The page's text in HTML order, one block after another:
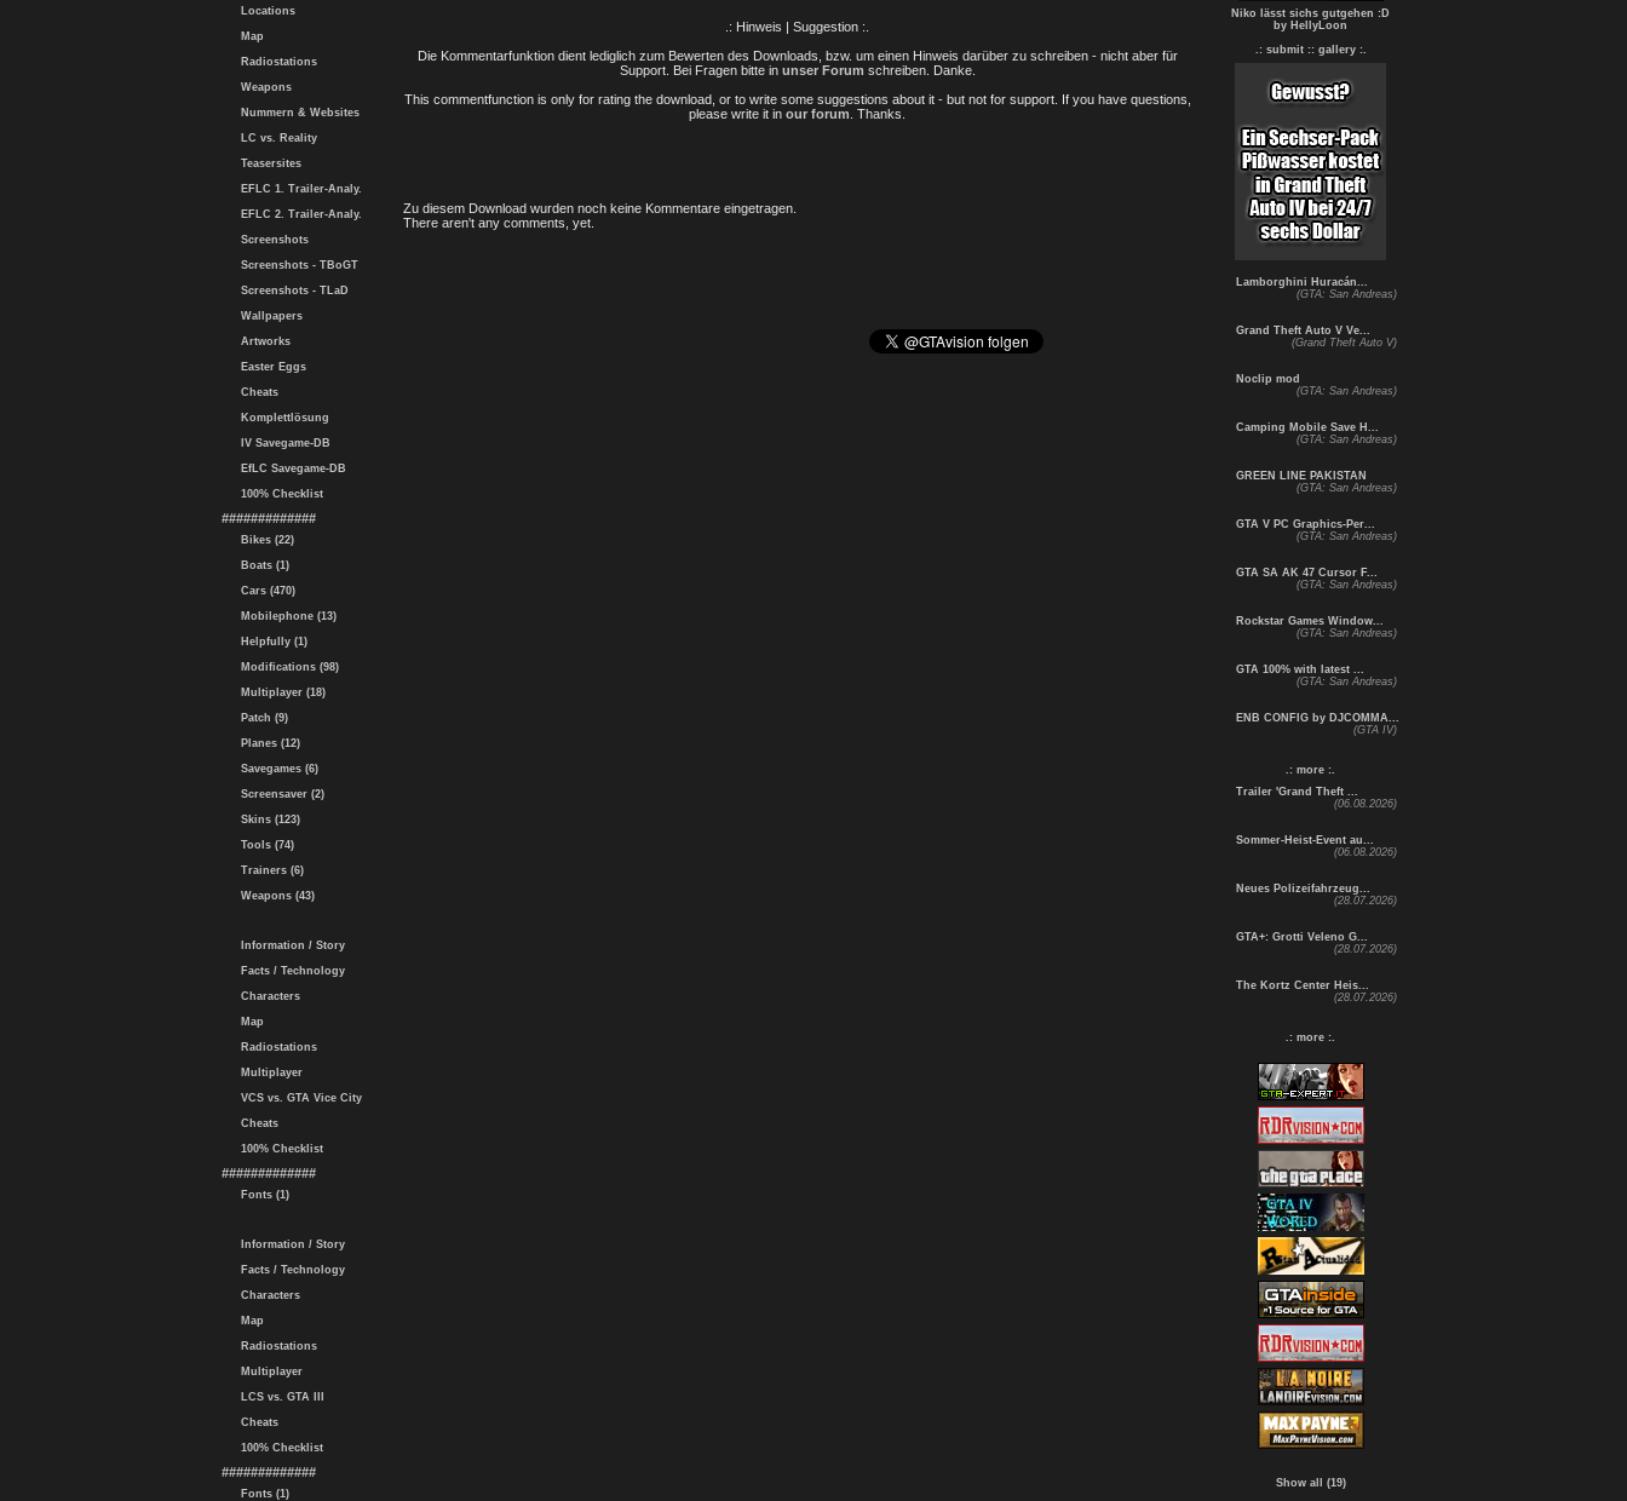
Locations
Map
Radiostations
Weapons
Nummern & Websites
LC vs. Reality
Teasersites
EFLC 1. Trailer-Analy.
EFLC 2. Trailer-Analy.
Screenshots
Screenshots - TBoGT
Screenshots - TLaD
Wallpapers
Artworks
Easter Eggs
Cheats
Komplettlösung
IV Savegame-DB
EfLC Savegame-DB
100% Checklist
#############
Bikes (22)
Boats (1)
Cars (470)
Mobilephone (13)
Helpfully (1)
Modifications (98)
Multiplayer (18)
Patch (9)
Planes (12)
Savegames (6)
Screensaver (2)
Skins (123)
Tools (74)
Trainers (6)
Weapons (43)
Information / Story
Facts / Technology
Characters
Map
Radiostations
Multiplayer
VCS vs. GTA Vice City
Cheats
100% Checklist
#############
Fonts (1)
Information / Story
Facts / Technology
Characters
Map
Radiostations
Multiplayer
LCS vs. GTA III
Cheats
100% Checklist
#############
Fonts (1)
.: Hinweis | Suggestion :.
Die Kommentarfunktion dient lediglich zum Bewerten des Downloads, bzw. um einen Hinweis darüber zu schreiben - nicht aber für
Support. Bei Fragen bitte in unser Forum schreiben. Danke.
This commentfunction is only for rating the download, or to write some suggestions about it - but not for support. If you have questions,
please write it in our forum . Thanks.
Zu diesem Download wurden noch keine Kommentare eingetragen.
There aren't any comments, yet.
Niko lässt sichs gutgehen :D
by HellyLoon
.: submit : : gallery :.
Lamborghini Huracán...
(GTA: San Andreas)
Grand Theft Auto V Ve...
(Grand Theft Auto V)
Noclip mod
(GTA: San Andreas)
Camping Mobile Save H...
(GTA: San Andreas)
GREEN LINE PAKISTAN
(GTA: San Andreas)
GTA V PC Graphics-Per...
(GTA: San Andreas)
GTA SA AK 47 Cursor F...
(GTA: San Andreas)
Rockstar Games Window...
(GTA: San Andreas)
GTA 100% with latest ...
(GTA: San Andreas)
ENB CONFIG by DJCOMMA...
(GTA IV)
.: more :.
Trailer 'Grand Theft ...
(06.08.2026)
Sommer-Heist-Event au...
(06.08.2026)
Neues Polizeifahrzeug...
(28.07.2026)
GTA+: Grotti Veleno G...
(28.07.2026)
The Kortz Center Heis...
(28.07.2026)
.: more :.
Show all (19)